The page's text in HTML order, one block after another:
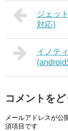
ジェッ
対応)
イノテ
コメントを
メールアドレスが公
須項目です